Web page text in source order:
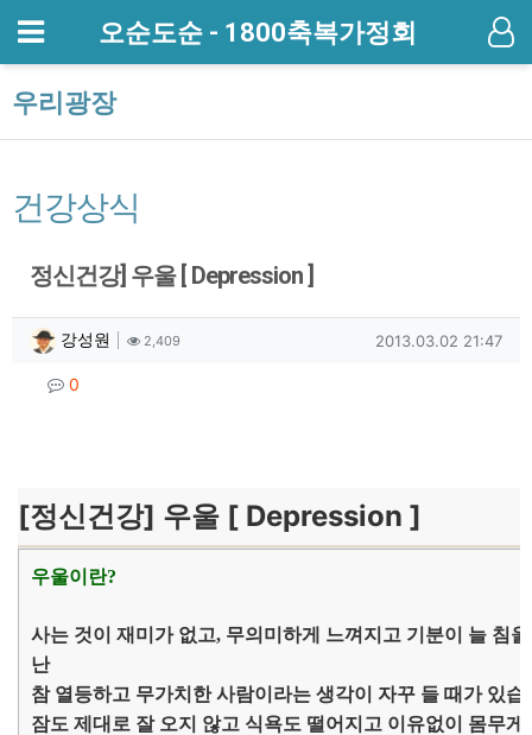
메뉴 오순도순 - 1800축복가정회
우리광장
건강상식
정신건강] 우울 [ Depression ]
작성자 정보
강성원 작성2,409조회 작성일
2013.03.02 21:47
컨텐츠 정보
0
[정신건강] 우울 [ Depression ]
우울이란?
사는 것이 재미가 없고, 무의미하게 느껴지고 기분이 늘 침
난
참 열등하고 무가치한 사람이라는 생각이 자꾸 들 때가 있습
잠도 제대로 잘 오지 않고 식욕도 떨어지고 이유없이 몸무